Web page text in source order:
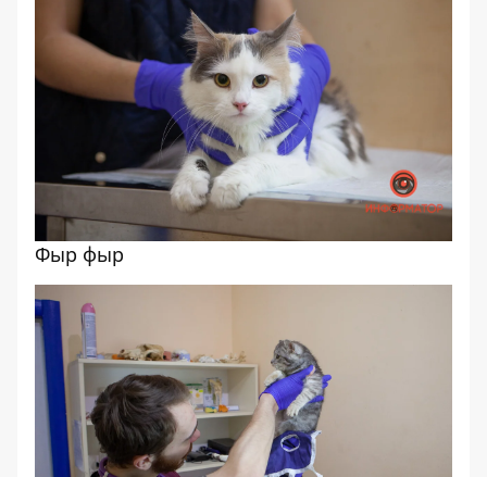
Фыр фыр